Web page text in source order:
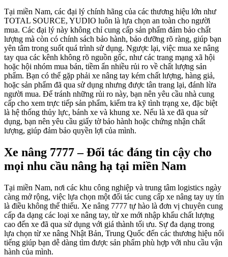
Tại miền Nam, các đại lý chính hãng của các thương hiệu lớn như
TOTAL SOURCE, YUDIO luôn là lựa chọn an toàn cho người
mua. Các đại lý này không chỉ cung cấp sản phẩm đảm bảo chất
lượng mà còn có chính sách bảo hành, bảo dưỡng rõ ràng, giúp bạn
yên tâm trong suốt quá trình sử dụng. Ngược lại, việc mua xe nâng
tay qua các kênh không rõ nguồn gốc, như các trang mạng xã hội
hoặc hội nhóm mua bán, tiềm ẩn nhiều rủi ro về chất lượng sản
phẩm. Bạn có thể gặp phải xe nâng tay kém chất lượng, hàng giả,
hoặc sản phẩm đã qua sử dụng nhưng được tân trang lại, đánh lừa
người mua. Để tránh những rủi ro này, bạn nên yêu cầu nhà cung
cấp cho xem trực tiếp sản phẩm, kiểm tra kỹ tình trạng xe, đặc biệt
là hệ thống thủy lực, bánh xe và khung xe. Nếu là xe đã qua sử
dụng, bạn nên yêu cầu giấy tờ bảo hành hoặc chứng nhận chất
lượng, giúp đảm bảo quyền lợi của mình.
Xe nâng 7777 – Đối tác đáng tin cậy cho
mọi nhu cầu nâng hạ tại miền Nam
Tại miền Nam, nơi các khu công nghiệp và trung tâm logistics ngày
càng mở rộng, việc lựa chọn một đối tác cung cấp xe nâng tay uy tín
là điều không thể thiếu. Xe nâng 7777 tự hào là đơn vị chuyên cung
cấp đa dạng các loại xe nâng tay, từ xe mới nhập khẩu chất lượng
cao đến xe đã qua sử dụng với giá thành tối ưu. Sự đa dạng trong
lựa chọn từ xe nâng Nhật Bản, Trung Quốc đến các thương hiệu nổi
tiếng giúp bạn dễ dàng tìm được sản phẩm phù hợp với nhu cầu vận
hành của mình.